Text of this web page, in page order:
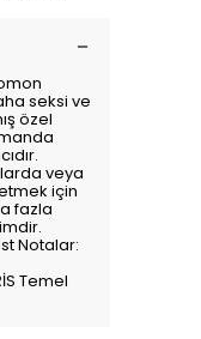
seksi ve
özel
veya
için
fazla
Notalar:
Temel